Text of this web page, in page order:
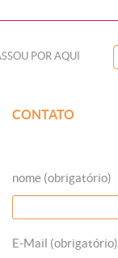
POR AQUI
CONTATO
nome (obrigatório)
E-Mail (obrigatório)